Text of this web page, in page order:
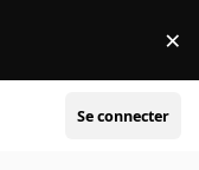
×
Se connecter